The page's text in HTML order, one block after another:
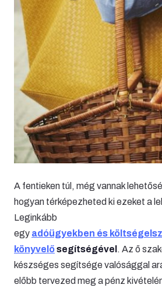
A fentieken túl, még vannak
hogyan térképezheted ki ezeket a
Leginkább
egy adóügyekben és
könyvelősegítségével . Az ő
készséges segítsége valósággal
előbb tervezed meg a pénz